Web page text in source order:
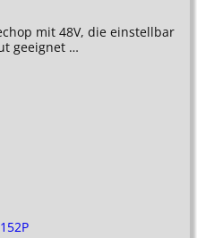
mit 48V, die einstellbar
geeignet …